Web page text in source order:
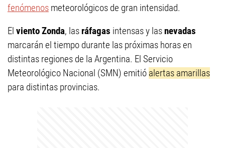
fenómenos meteorológicos de gran intensidad.
El viento Zonda, las ráfagas intensas y lasnevadas
marcarán el tiempo durante las próximas horas en
distintas regiones de la Argentina. El Servicio
Meteorológico Nacional (SMN) emitió alertas amarillas
para distintas provincias.